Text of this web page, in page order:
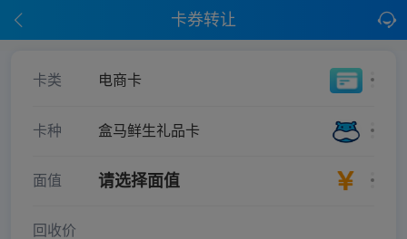
卡券转让
卡类 电商卡
卡种 盒马鲜生礼品卡
面值 请选择面值
回收价